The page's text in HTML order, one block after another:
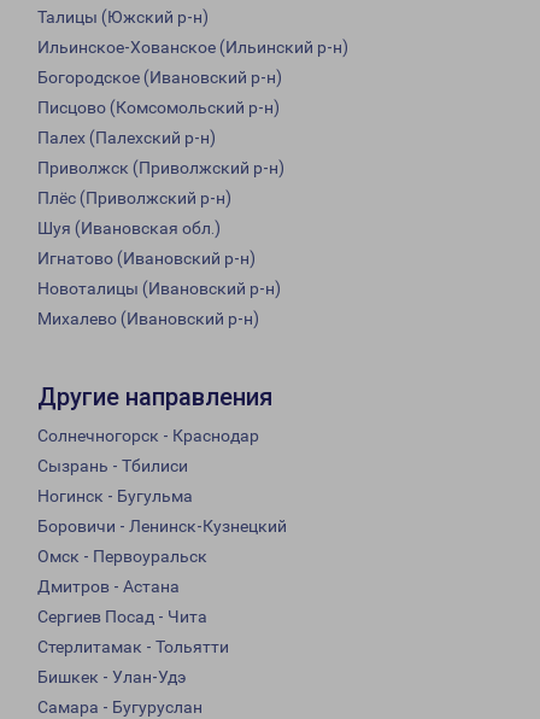
Талицы (Южский р-н)
Ильинское-Хованское (Ильинский р-н)
Богородское (Ивановский р-н)
Писцово (Комсомольский р-н)
Палех (Палехский р-н)
Приволжск (Приволжский р-н)
Плёс (Приволжский р-н)
Шуя (Ивановская обл.)
Игнатово (Ивановский р-н)
Новоталицы (Ивановский р-н)
Михалево (Ивановский р-н)
Другие направления
Солнечногорск - Краснодар
Сызрань - Тбилиси
Ногинск - Бугульма
Боровичи - Ленинск-Кузнецкий
Омск - Первоуральск
Дмитров - Астана
Сергиев Посад - Чита
Стерлитамак - Тольятти
Бишкек - Улан-Удэ
Самара - Бугуруслан